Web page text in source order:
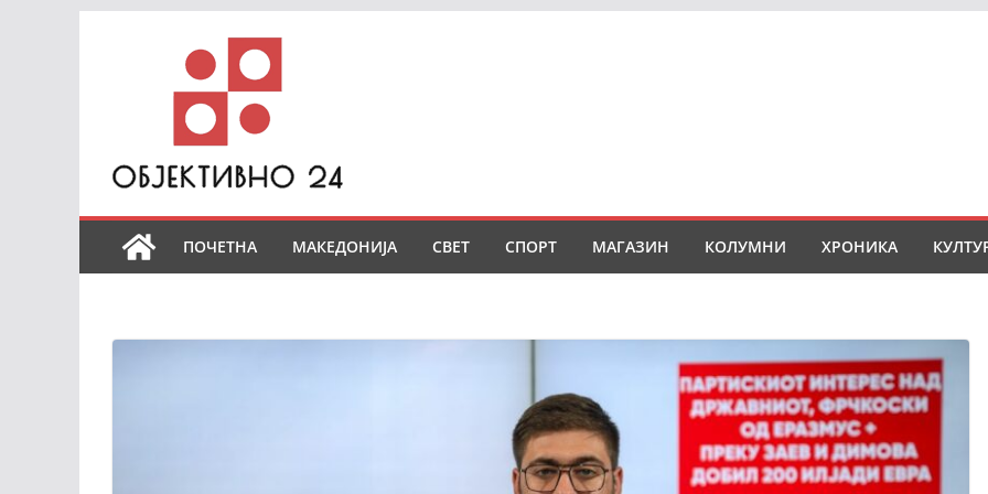
ПОЧЕТНА МАКЕДОНИЈА СВЕТ СПОРТ МАГАЗИН КОЛУМНИ ХРОНИКА